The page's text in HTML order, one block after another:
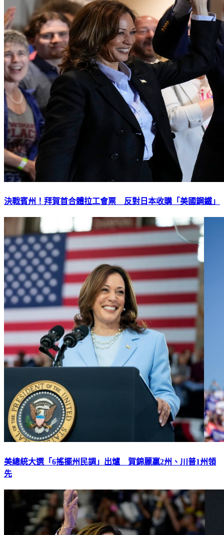
決戰賓州！拜賀首合體拉工會票 反對日本收購「美國鋼鐵」
美總統大選「6搖擺州民調」出爐 賀錦麗贏2州、川普1州領
先